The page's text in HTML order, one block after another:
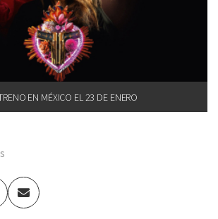
EN MÉXICO EL 23 DE ENERO
Enviar
por